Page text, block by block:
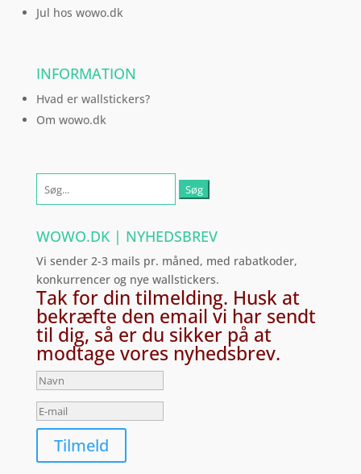
Jul hos wowo.dk
INFORMATION
Hvad er wallstickers?
Om wowo.dk
efter:
WOWO.DK | NYHEDSBREV
Vi sender 2-3 mails pr. måned, med rabatkoder,
konkurrencer og nye wallstickers.
Tak for din tilmelding. Husk at
bekræfte den email vi har sendt
til dig, så er du sikker på at
modtage vores nyhedsbrev.
Tilmeld